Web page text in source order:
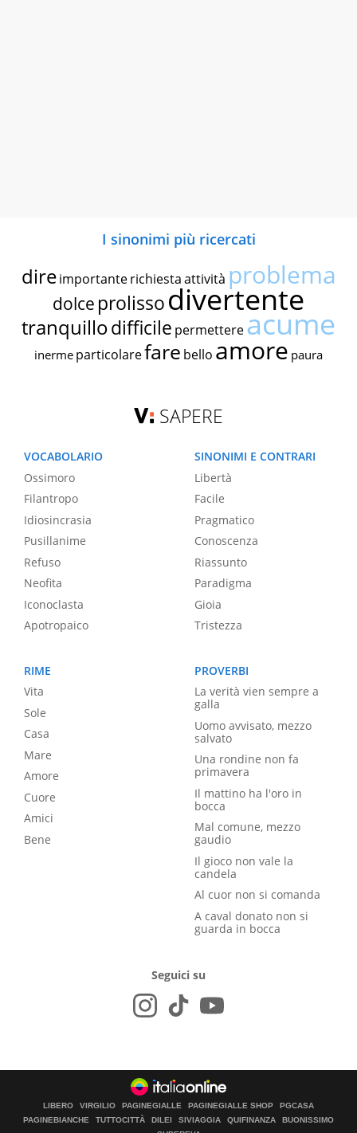
I sinonimi più ricercati
dire importante richiestaattività problema
dolce prolissodivertente
tranquillodifficile permettereacume
inerme particolarefare bello amore paura
SAPERE
VOCABOLARIO
Ossimoro
Filantropo
Idiosincrasia
Pusillanime
Refuso
Neofita
Iconoclasta
Apotropaico
SINONIMI E CONTRARI
Libertà
Facile
Pragmatico
Conoscenza
Riassunto
Paradigma
Gioia
Tristezza
RIME
Vita
Sole
Casa
Mare
Amore
Cuore
Amici
Bene
PROVERBI
La verità vien sempre a
galla
Uomo avvisato, mezzo
salvato
Una rondine non fa
primavera
Il mattino ha l'oro in
bocca
Mal comune, mezzo
gaudio
Il gioco non vale la
candela
Al cuor non si comanda
A caval donato non si
guarda in bocca
Seguici su
LIBERO VIRGILIO PAGINEGIALLE PAGINEGIALLE SHOP
PGCASA
PAGINEBIANCHE
TUTTOCITTÀ DILEI SIVIAGGIA QUIFINANZA
BUONISSIMO